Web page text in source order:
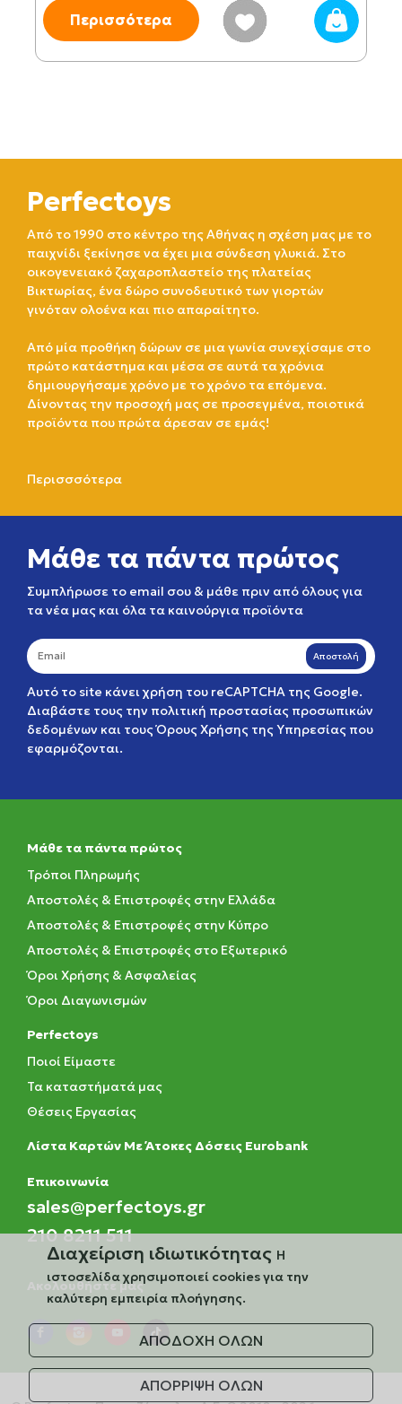
Περισσότερα
Perfectoys
Από το 1990 στο κέντρο της Αθήνας η σχέση μας με το
παιχνίδι ξεκίνησε να έχει μια σύνδεση γλυκιά. Στο
οικογενειακό ζαχαροπλαστείο της πλατείας
Βικτωρίας, ένα δώρο συνοδευτικό των γιορτών
γινόταν ολοένα και πιο απαραίτητο.
Από μία προθήκη δώρων σε μια γωνία συνεχίσαμε στο
πρώτο κατάστημα και μέσα σε αυτά τα χρόνια
δημιουργήσαμε χρόνο με το χρόνο τα επόμενα.
Δίνοντας την προσοχή μας σε προσεγμένα, ποιοτικά
προϊόντα που πρώτα άρεσαν σε εμάς!
Περισσσότερα
Μάθε τα πάντα πρώτος
Συμπλήρωσε το email σου & μάθε πριν από όλους για
τα νέα μας και όλα τα καινούργια προϊόντα
Αποστολή
Αυτό το site κάνει χρήση του reCAPTCHA της Google.
Διαβάστε τους την πολιτική προστασίας προσωπικών
δεδομένων και τουςΌρους Χρήσης της Υπηρεσίας που
εφαρμόζονται.
Μάθε τα πάντα πρώτος
Τρόποι Πληρωμής
Αποστολές & Επιστροφές στην Ελλάδα
Αποστολές & Επιστροφές στην Κύπρο
Αποστολές & Επιστροφές στο Εξωτερικό
Όροι Χρήσης & Ασφαλείας
Όροι Διαγωνισμών
Perfectoys
Ποιοί Είμαστε
Τα καταστήματά μας
Θέσεις Εργασίας
Λίστα Καρτών Με Άτοκες Δόσεις Eurobank
Eπικοινωνία
sales@perfectoys.gr
210 8211 511
Ακολουθήστε μας
Διαχείριση ιδιωτικότητας Η
ιστοσελίδα χρησιμοποιεί cookies για την
καλύτερη εμπειρία πλοήγησης.
ΑΠΟΔΟΧΗ ΟΛΩΝ
ΑΠΟΡΡΙΨΗ ΟΛΩΝ